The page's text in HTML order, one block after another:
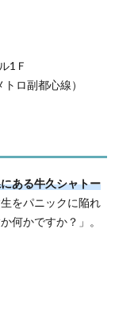
1Ｆ
ロ副都心線）
ある牛久シャトー
をパニックに陥れ
何かですか？」。